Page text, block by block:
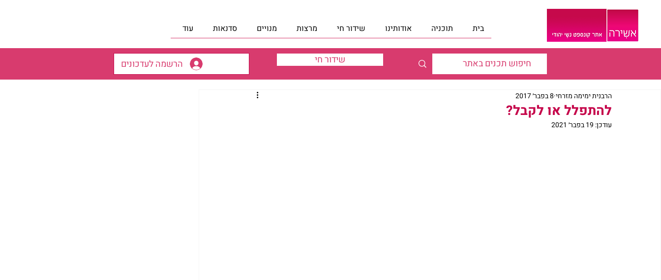
בית תוכניה אודותינו שידור חי מרצות מנויים סדנאות עוד
הרשמה לעדכונים שידור חי
להתפלל או לקבל?
הרבנית ימימה מזרחי 8 בפבר׳ 2017
עודכן: 19 בפבר׳ 2021